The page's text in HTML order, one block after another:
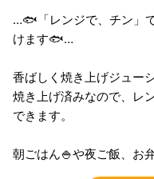
…🐟「レンジで、チン」
けます🐟…
香ばしく焼き上げジュー
焼き上げ済みなので、レ
できます。
朝ごはん🍚や夜ご飯、お